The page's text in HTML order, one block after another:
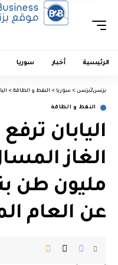
الرئيسية أخبار سوريا
بزنس2بزنس > سوريا > النفط و الطاقة >
النفط و الطاقة
اليابان
عن العام